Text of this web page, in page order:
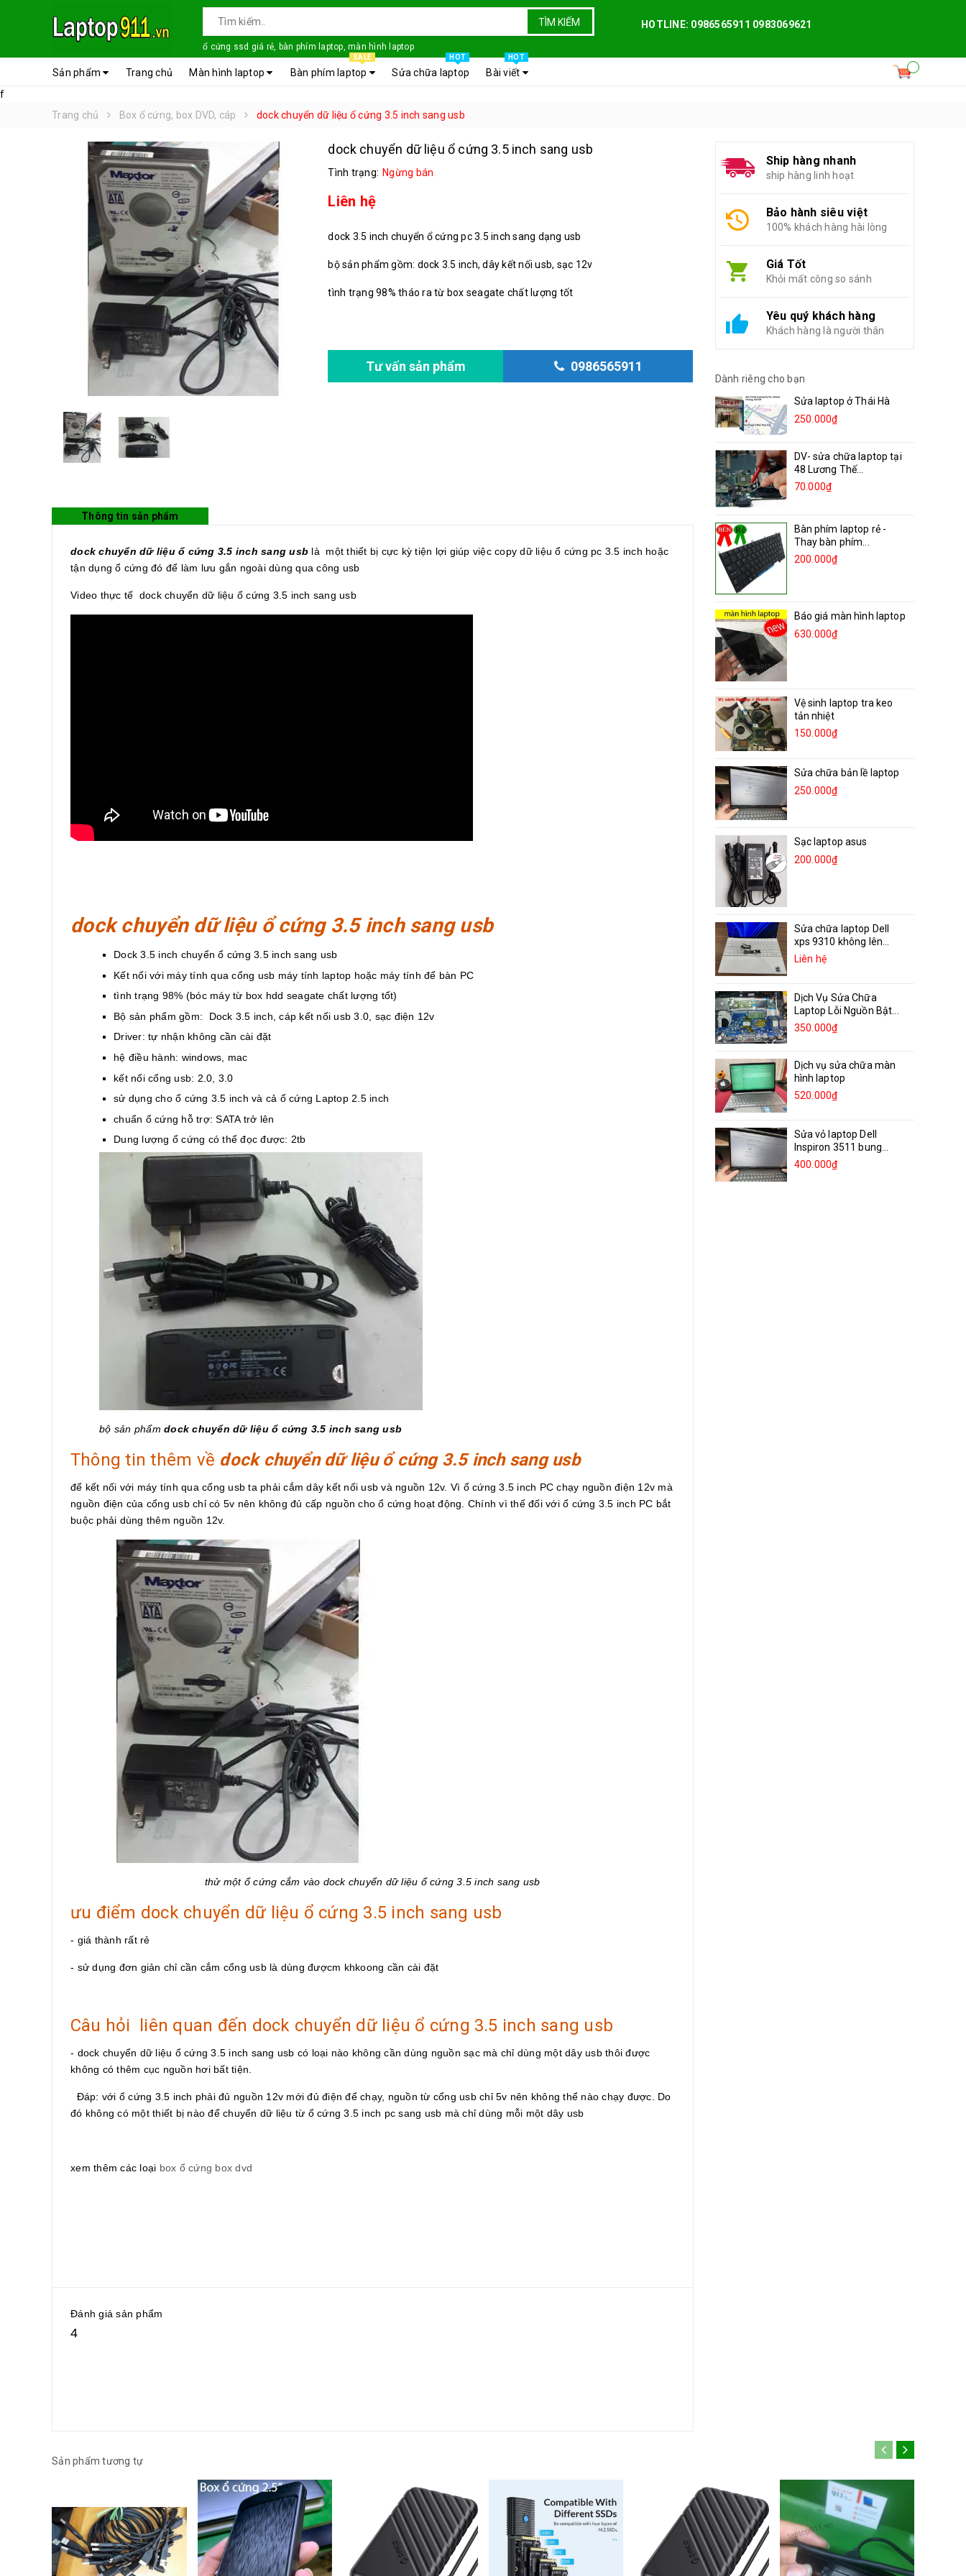
TÌM KIẾM
ổ cứng ssd giá rẻ, bàn phím laptop, màn hình laptop
HOTLINE: 0986565911 0983069621
Sản phẩm Trang chủ Màn hình laptop Bàn phím laptop
SALE
Sửa chữa laptop
HOT
Bài viết
HOT
f
Trang chủ
Box ổ cứng, box DVD, cáp dock chuyển dữ liệu ổ cứng 3.5 inch sang usb
dock chuyển dữ liệu ổ cứng 3.5 inch sang usb
Tình trạng: Ngừng bán
Liên hệ
dock 3.5 inch chuyển ổ cứng pc 3.5 inch sang dạng usb
bộ sản phẩm gồm: dock 3.5 inch, dây kết nối usb, sạc 12v
tình trạng 98% tháo ra từ box seagate chất lượng tốt
Tư vấn sản phẩm 0986565911
Thông tin sản phẩm
dock chuyển dữ liệu ổ cứng 3.5 inch sang usb là một thiết bị cực kỳ tiện lợi giúp việc copy dữ liệu ổ cứng pc 3.5 inch hoặc
tận dụng ổ cứng đó để làm lưu gắn ngoài dùng qua công usb
Video thực tế dock chuyển dữ liệu ổ cứng 3.5 inch sang usb
dock chuyển dữ liệu ổ cứng 3.5 inch sang usb
Dock 3.5 inch chuyển ổ cứng 3.5 inch sang usb
Kết nối với máy tính qua cổng usb máy tính laptop hoặc máy tính để bàn PC
tình trạng 98% (bóc máy từ box hdd seagate chất lượng tốt)
Bộ sản phẩm gồm: Dock 3.5 inch, cáp kết nối usb 3.0, sạc điện 12v
Driver: tự nhận không cần cài đặt
hệ điều hành: windows, mac
kết nối cổng usb: 2.0, 3.0
sử dụng cho ổ cứng 3.5 inch và cả ổ cứng Laptop 2.5 inch
chuẩn ổ cứng hỗ trợ: SATA trở lên
Dung lượng ổ cứng có thể đọc được: 2tb
bộ sản phẩm dock chuyển dữ liệu ổ cứng 3.5 inch sang usb
Thông tin thêm về dock chuyển dữ liệu ổ cứng 3.5 inch sang usb
để kết nối với máy tính qua cổng usb ta phải cắm dây kết nối usb và nguồn 12v. Vì ổ cứng 3.5 inch PC chạy nguồn điện 12v mà
nguồn điện của cổng usb chỉ có 5v nên không đủ cấp nguồn cho ổ cứng hoạt động. Chính vì thế đối với ổ cứng 3.5 inch PC bắt
buộc phải dùng thêm nguồn 12v.
thử một ổ cứng cắm vào dock chuyển dữ liệu ổ cứng 3.5 inch sang usb
ưu điểm dock chuyển dữ liệu ổ cứng 3.5 inch sang usb
- giá thành rất rẻ
- sử dụng đơn giản chỉ cần cắm cổng usb là dùng đượcm khkoong cần cài đặt
Câu hỏi liên quan đến dock chuyển dữ liệu ổ cứng 3.5 inch sang usb
- dock chuyển dữ liệu ổ cứng 3.5 inch sang usb có loại nào không cần dùng nguồn sạc mà chỉ dùng một dây usb thôi được
không có thêm cục nguồn hơi bất tiện.
Đáp: với ổ cứng 3.5 inch phải đủ nguồn 12v mới đủ điện để chạy, nguồn từ cổng usb chỉ 5v nên không thể nào chạy được. Do
đó không có một thiết bị nào để chuyển dữ liệu từ ổ cứng 3.5 inch pc sang usb mà chỉ dùng mỗi một dây usb
xem thêm các loại box ổ cứng box dvd
Đánh giá sản phẩm
4
Ship hàng nhanh
ship hàng linh hoạt
Bảo hành siêu việt
100% khách hàng hài lòng
Giá Tốt
Khỏi mất công so sánh
Yêu quý khách hàng
Khách hàng là người thân
Dành riêng cho bạn
Sửa laptop ở Thái Hà
250.000₫
DV- sửa chữa laptop tại
48 Lương Thế...
70.000₫
Bàn phím laptop rẻ -
Thay bàn phím...
200.000₫
Báo giá màn hình laptop
630.000₫
Vệ sinh laptop tra keo
tản nhiệt
150.000₫
Sửa chữa bản lề laptop
250.000₫
Sạc laptop asus
200.000₫
Sửa chữa laptop Dell
xps 9310 không lên...
Liên hệ
Dịch Vụ Sửa Chữa
Laptop Lỗi Nguồn Bật...
350.000₫
Dịch vụ sửa chữa màn
hình laptop
520.000₫
Sửa vỏ laptop Dell
Inspiron 3511 bung
bản...
400.000₫
Sản phẩm tương tự